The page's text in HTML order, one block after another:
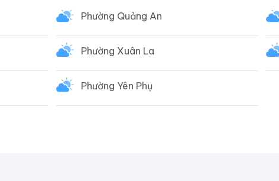
Phường Quảng An
Phường Xuân La
Phường Yên Phụ